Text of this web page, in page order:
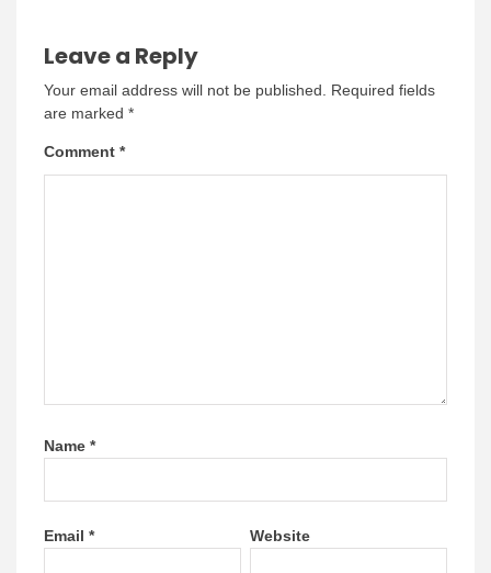
Leave a Reply
Your email address will not be published.
Required fields
are marked *
Comment *
Name *
Email * Website